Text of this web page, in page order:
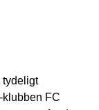
tydeligt
FC